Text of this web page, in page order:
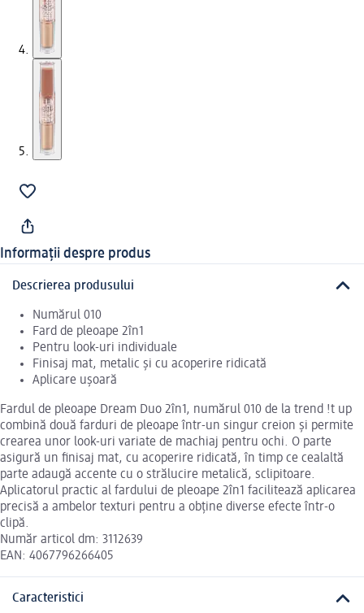
Informații despre produs
Descrierea produsului
Numărul 010
Fard de pleoape 2în1
Pentru look-uri individuale
Finisaj mat, metalic și cu acoperire ridicată
Aplicare ușoară
Fardul de pleoape Dream Duo 2în1, numărul 010 de la trend !t up
combină două farduri de pleoape într-un singur creion și permite
crearea unor look-uri variate de machiaj pentru ochi. O parte
asigură un finisaj mat, cu acoperire ridicată, în timp ce cealaltă
parte adaugă accente cu o strălucire metalică, sclipitoare.
Aplicatorul practic al fardului de pleoape 2în1 facilitează aplicarea
precisă a ambelor texturi pentru a obține diverse efecte într-o
clipă.
Număr articol dm: 3112639
EAN: 4067796266405
Caracteristici